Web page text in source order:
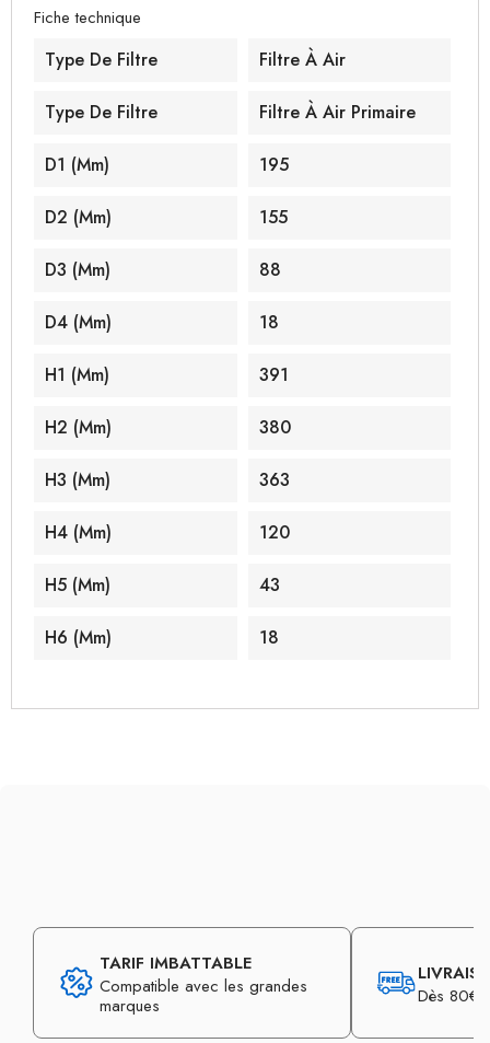
Fiche technique
Type De Filtre Filtre À Air
Type De Filtre Filtre À Air Primaire
D1 (mm) 195
D2 (mm) 155
D3 (mm) 88
D4 (mm) 18
H1 (mm) 391
H2 (mm) 380
H3 (mm) 363
H4 (mm) 120
H5 (mm) 43
H6 (mm) 18
TARIF IMBATTABLE
Compatible avec les grandes
marques
Dès 80€